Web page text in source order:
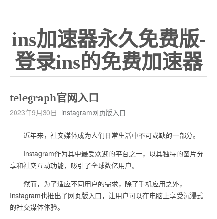
ins加速器永久免费版-
登录ins的免费加速器
telegraph官网入口
2023年9月30日 instagram网页版入口
近年来，社交媒体成为人们日常生活中不可或缺的一部分。
Instagram作为其中最受欢迎的平台之一，以其独特的图片分
享和社交互动功能，吸引了全球数亿用户。
然而，为了适应不同用户的需求，除了手机应用之外，
Instagram也推出了网页版入口，让用户可以在电脑上享受沉浸式
的社交媒体体验。